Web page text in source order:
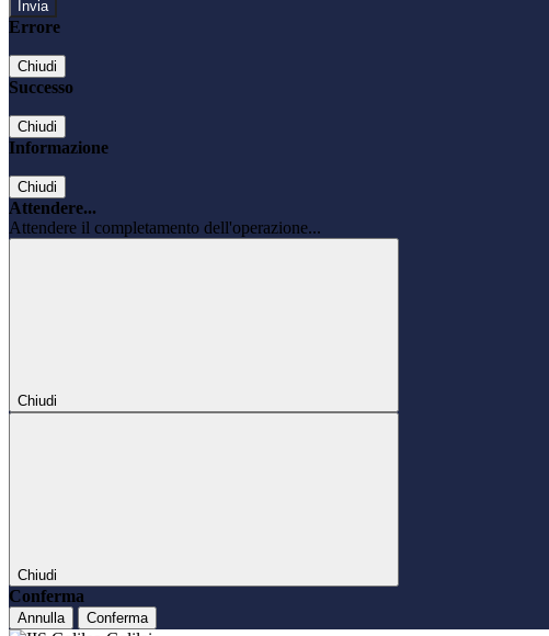
Errore
Chiudi
Successo
Chiudi
Informazione
Chiudi
Attendere...
Attendere il completamento dell'operazione...
Chiudi
Chiudi
Conferma
Annulla Conferma